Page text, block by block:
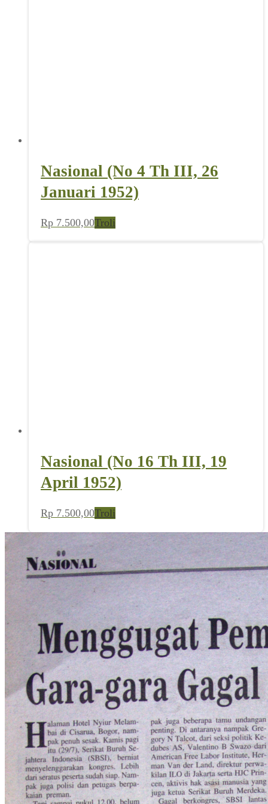
Nasional (No 4 Th III, 26
Januari 1952)
Rp 7.500,00Troli
Nasional (No 16 Th III, 19
April 1952)
Rp 7.500,00Troli